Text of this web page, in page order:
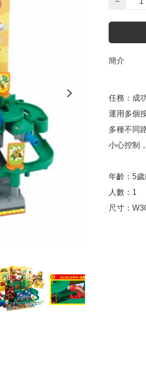
簡介
任務：成
運用多個
多種不同
小心控制
年齡：5歲
人數：1
尺寸：